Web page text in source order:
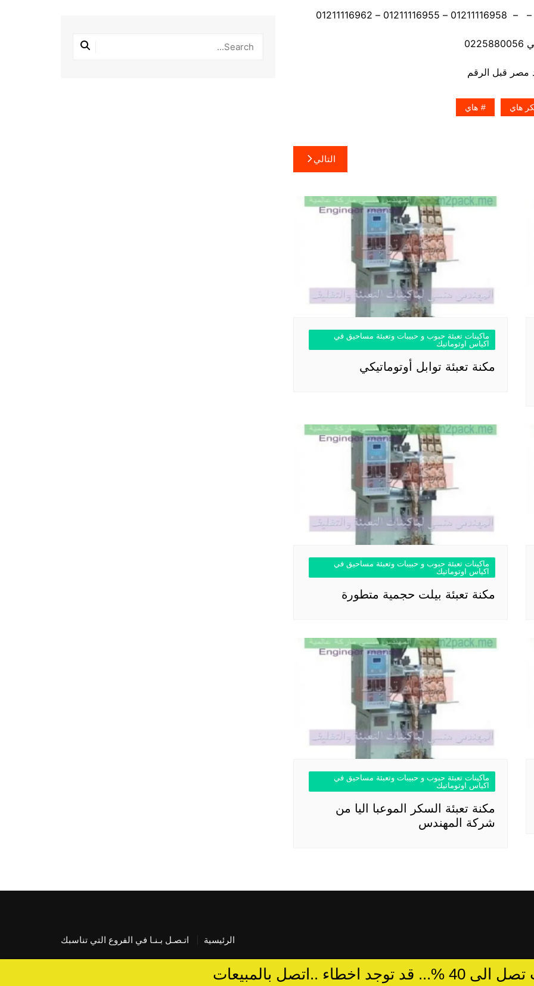
هاي هاي
التالي
ماكينات تعبئة حبوب و حبيبات وتعبئة مساحيق في
اكياس اوتوماتيك
مكنة تعبئة توابل أوتوماتيكي
ماكينات تعبئة حبوب و حبيبات وتعبئة مساحيق في
اكياس اوتوماتيك
مكنة تعبئة بيلت حجمية متطورة
ماكينات تعبئة حبوب و حبيبات وتعبئة مساحيق في
اكياس اوتوماتيك
مكنة تعبئة السكر الموعبا اليا من
شركة المهندس
الرئيسية اتـصـل بـنـا في الفروع التي تناسبك
اخطاء ..اتصل بالمبيعات